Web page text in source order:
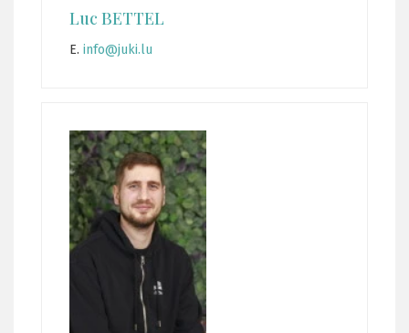
Luc BETTEL
E. info@juki.lu